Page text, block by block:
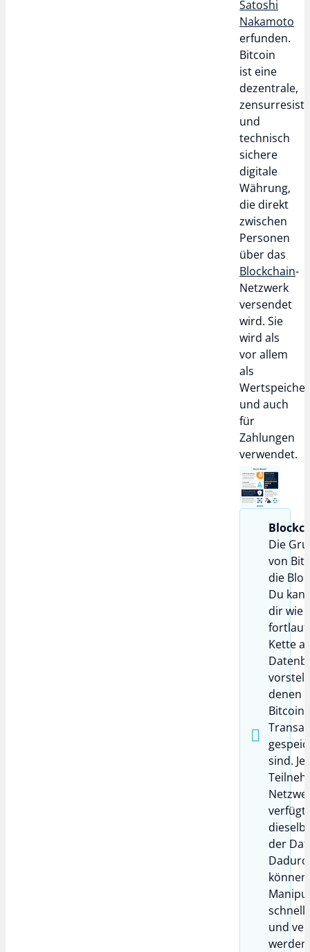
Satoshi
Nakamoto
erfunden.
Bitcoin
ist eine
dezentrale,
und
technisch
sichere
digitale
Währung,
die direkt
zwischen
Personen
über das
Blockchain-
Netzwerk
versendet
wird. Sie
wird als
vor allem
als
Wertspeicher
und auch
für
Zahlungen
verwendet.
Die
von
die
Du
dir wie
Kette
denen
Bitcoin-
sind.
verfügt
der
können
schnell
und